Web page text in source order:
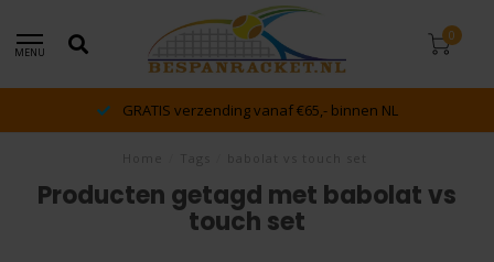
MENU
0
GRATIS verzending vanaf €65,- binnen NL
Producten getagd met babolat vs
touch set